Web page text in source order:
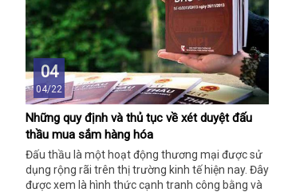
04
04/22
Những quy định và thủ tục về xét duyệt đấu
thầu mua sắm hàng hóa
Đấu thầu là một hoạt động thương mại được sử
dụng rộng rãi trên thị trường kinh tế hiện nay. Đây
được xem là hình thức cạnh tranh công bằng và